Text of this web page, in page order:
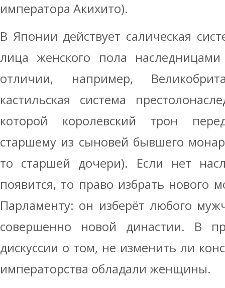
императора Акихито).
В Японии действует салическая
лица женского пола
отличии, например,
кастильская система
которой королевский трон
старшему из сыновей бывшего
то старшей дочери). Если нет
появится, то право избрать нового
Парламенту: он изберёт любого
совершенно новой династии. В
дискуссии о том, не изменить ли
императорства обладали женщины.